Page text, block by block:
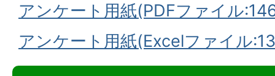
アンケート用紙(PDFファイル
アンケート用紙(Excelファイル